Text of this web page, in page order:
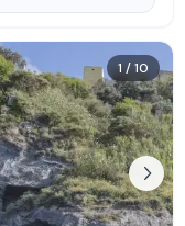
1/10